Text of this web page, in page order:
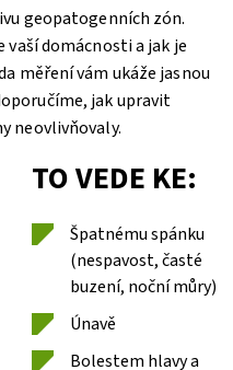
geopatogenních zón.
domácnosti a jak je
měření vám ukáže jasnou
jak upravit
neovlivňovaly.
TO VEDE KE:
Špatnému spánku
(nespavost, časté
buzení, noční můry)
Únavě
Bolestem hlavy a